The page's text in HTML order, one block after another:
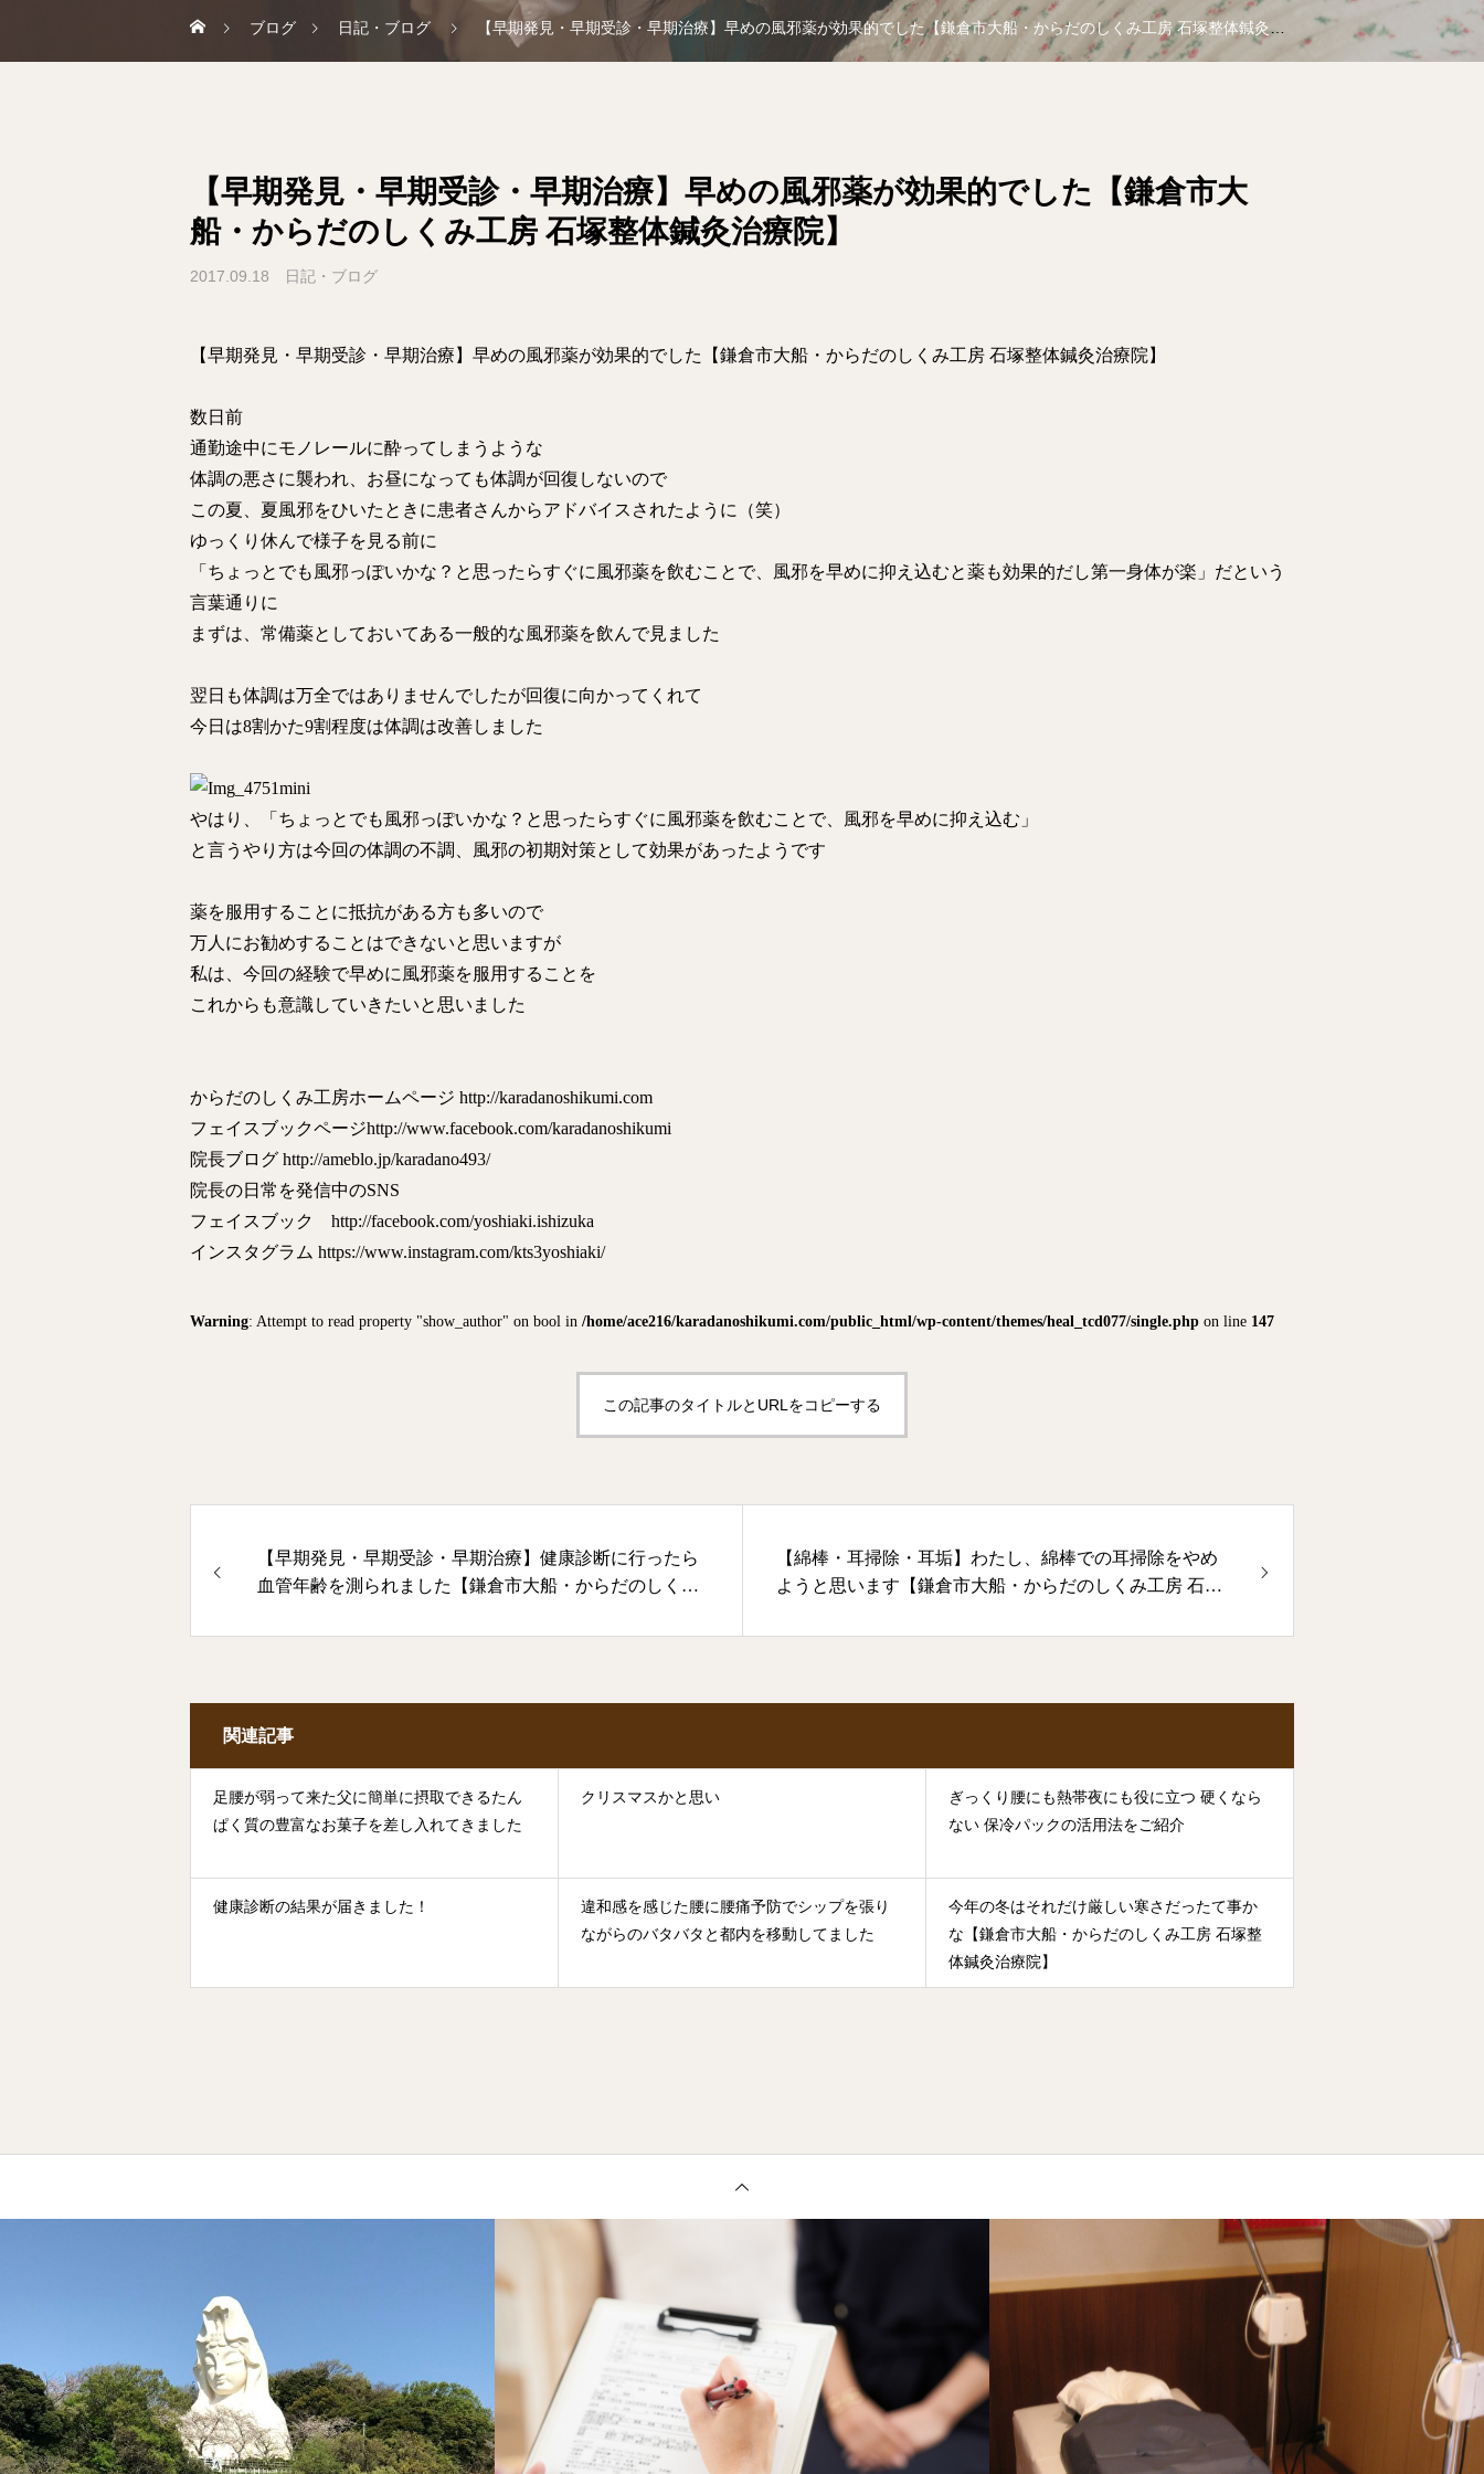
ブログ 日記・ブログ 【早期発見・早期受診・早期治療】早めの風邪薬が効果的でした【鎌倉市大船・からだのしくみ工房 石塚整体鍼灸治療院】
【早期発見・早期受診・早期治療】早めの風邪薬が効果的でした【鎌倉市大
船・からだのしくみ工房 石塚整体鍼灸治療院】
2017.09.18 日記・ブログ
【早期発見・早期受診・早期治療】早めの風邪薬が効果的でした【鎌倉市大船・からだのしくみ工房 石塚整体鍼灸治療院】
数日前
通勤途中にモノレールに酔ってしまうような
体調の悪さに襲われ、お昼になっても体調が回復しないので
この夏、夏風邪をひいたときに患者さんからアドバイスされたように（笑）
ゆっくり休んで様子を見る前に
「ちょっとでも風邪っぽいかな？と思ったらすぐに風邪薬を飲むことで、風邪を早めに抑え込むと薬も効果的だし第一身体が楽」だという
言葉通りに
まずは、常備薬としておいてある一般的な風邪薬を飲んで見ました
翌日も体調は万全ではありませんでしたが回復に向かってくれて
今日は8割かた9割程度は体調は改善しました
やはり、「ちょっとでも風邪っぽいかな？と思ったらすぐに風邪薬を飲むことで、風邪を早めに抑え込む」
と言うやり方は今回の体調の不調、風邪の初期対策として効果があったようです
薬を服用することに抵抗がある方も多いので
万人にお勧めすることはできないと思いますが
私は、今回の経験で早めに風邪薬を服用することを
これからも意識していきたいと思いました
からだのしくみ工房ホームページ http://karadanoshikumi.com
フェイスブックページhttp://www.facebook.com/karadanoshikumi
院長ブログ http://ameblo.jp/karadano493/
院長の日常を発信中のSNS
フェイスブック http://facebook.com/yoshiaki.ishizuka
インスタグラム https://www.instagram.com/kts3yoshiaki/
Warning: Attempt to read property "show_author" on bool in /home/ace216/karadanoshikumi.com/public_html/wp-content/themes/heal_tcd077/single.php on line 147
この記事のタイトルとURLをコピーする
【早期発見・早期受診・早期治療】健康診断に行ったら
血管年齢を測られました【鎌倉市大船・からだのしくみ
【綿棒・耳掃除・耳垢】わたし、綿棒での耳掃除をやめ
ようと思います【鎌倉市大船・からだのしくみ工房 石塚
関連記事
足腰が弱って来た父に簡単に摂取できるたん
ぱく質の豊富なお菓子を差し入れてきました
クリスマスかと思い
ぎっくり腰にも熱帯夜にも役に立つ 硬くなら
ない 保冷パックの活用法をご紹介
健康診断の結果が届きました！
違和感を感じた腰に腰痛予防でシップを張り
ながらのバタバタと都内を移動してました
今年の冬はそれだけ厳しい寒さだったて事か
な【鎌倉市大船・からだのしくみ工房 石塚整
体鍼灸治療院】